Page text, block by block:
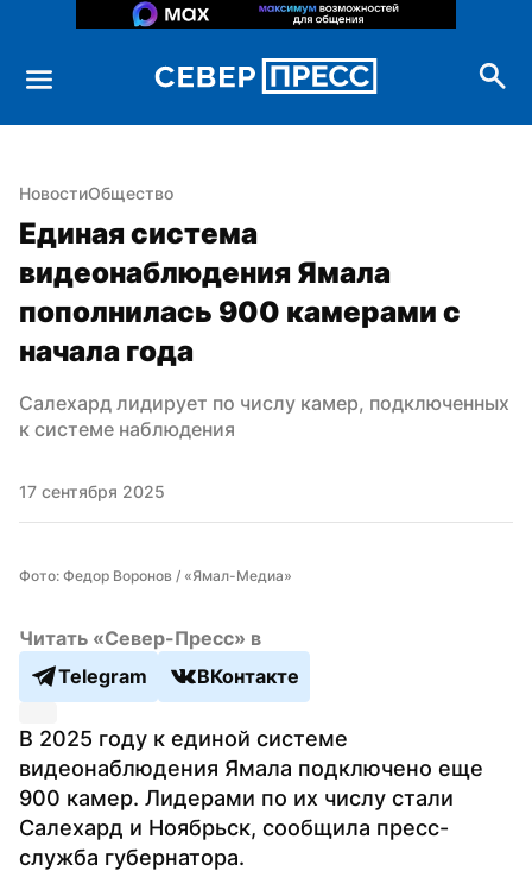
НовостиОбщество
Единая система
видеонаблюдения Ямала
пополнилась 900 камерами с
начала года
Салехард лидирует по числу камер, подключенных
к системе наблюдения
17 сентября 2025
Фото: Федор Воронов / «Ямал-Медиа»
Читать «Север-Пресс» в
Telegram
ВКонтакте
В 2025 году к единой системе
видеонаблюдения Ямала подключено еще
900 камер. Лидерами по их числу стали
Салехард и Ноябрьск, сообщила пресс-
служба губернатора.